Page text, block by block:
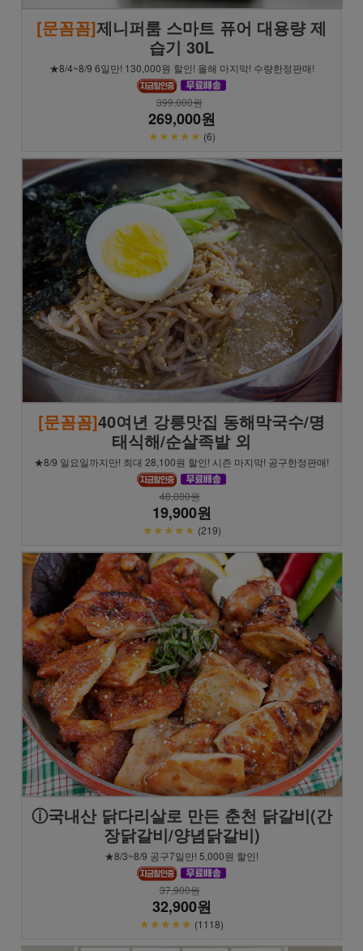
[문꼼꼼]제니퍼룸 스마트 퓨어 대용량 제
습기 30L
★8/4~8/9 6일만! 130,000원 할인! 올해 마지막! 수량한정판매!
399,000원
269,000원
★★★★★ (6)
[문꼼꼼]40여년 강릉맛집 동해막국수/명
태식해/순살족발 외
★8/9 일요일까지만! 최대 28,100원 할인! 시즌 마지막! 공구한정판매!
48,000원
19,900원
★★★★★ (219)
ⓘ국내산 닭다리살로 만든 춘천 닭갈비(간
장닭갈비/양념닭갈비)
★8/3~8/9 공구7일만! 5,000원 할인!
37,900원
32,900원
★★★★★ (1118)